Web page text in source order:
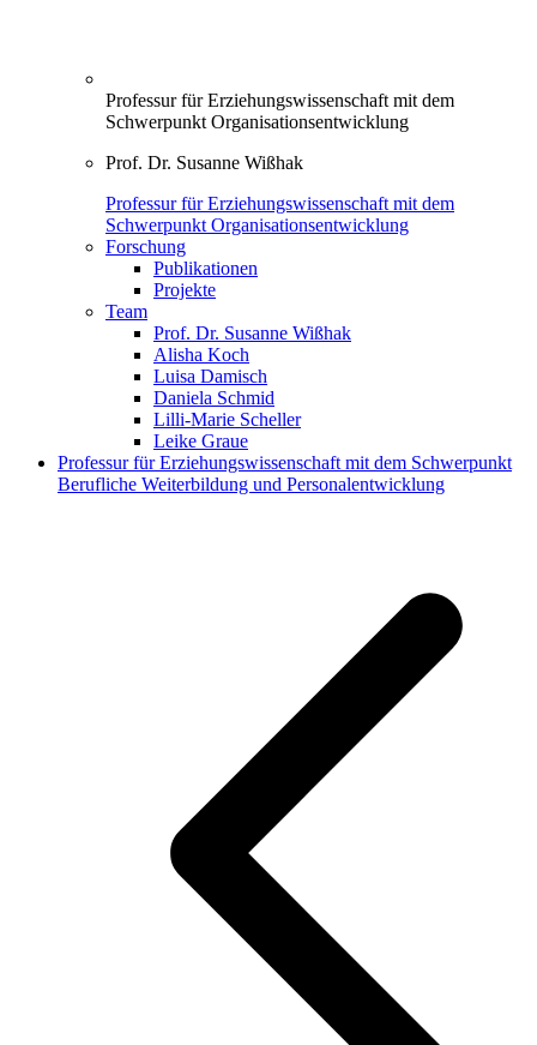
Professur für Erziehungswissenschaft mit dem
Schwerpunkt Organisationsentwicklung
Prof. Dr. Susanne Wißhak
Professur für Erziehungswissenschaft mit dem
Schwerpunkt Organisationsentwicklung
Forschung
Publikationen
Projekte
Team
Prof. Dr. Susanne Wißhak
Alisha Koch
Luisa Damisch
Daniela Schmid
Lilli-Marie Scheller
Leike Graue
Professur für Erziehungswissenschaft mit dem Schwerpunkt
Berufliche Weiterbildung und Personalentwicklung